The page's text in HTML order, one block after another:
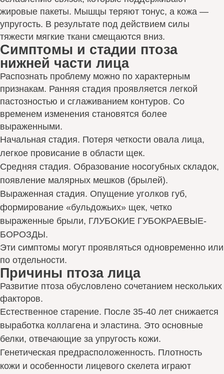
жировые пакеты. Мышцы теряют тонус, а кожа —
упругость. В результате под действием силы
тяжести мягкие ткани смещаются вниз.
Симптомы и стадии птоза
нижней части лица
Распознать проблему можно по характерным
признакам. Ранняя стадия проявляется легкой
пастозностью и сглаживанием контуров. Со
временем изменения становятся более
выраженными.
Начальная стадия. Потеря четкости овала лица,
легкое провисание в области щек.
Средняя стадия. Образование носогубных складок,
появление малярных мешков (брылей).
Выраженная стадия. Опущение уголков губ,
формирование «бульдожьих» щек, четко
выраженные брыли, ГЛУБОКИЕ ГУБОКРАЕВЫЕ-
БОРОЗДЫ.
Эти симптомы могут проявляться одновременно или
по отдельности.
Причины птоза лица
Развитие птоза обусловлено сочетанием нескольких
факторов.
Естественное старение. После 35-40 лет снижается
выработка коллагена и эластина. Это основные
белки, отвечающие за упругость кожи.
Генетическая предрасположенность. Плотность
кожи и особенности лицевого скелета играют